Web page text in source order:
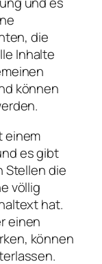
die
Inhalte
können
einem
es gibt
Stellen die
völlig
hat.
einen
können